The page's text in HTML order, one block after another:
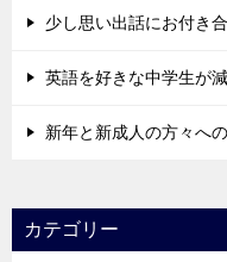
少し思い出話にお付き
英語を好きな中学生が
新年と新成人の方々へ
カテゴリー